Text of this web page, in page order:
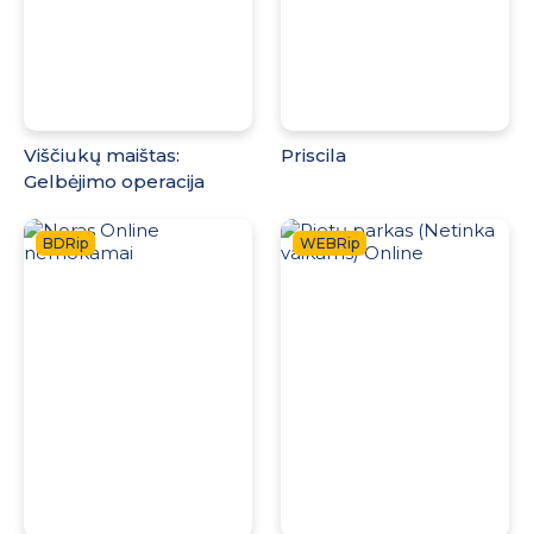
Viščiukų maištas:
Gelbėjimo operacija
Priscila
BDRip WEBRip